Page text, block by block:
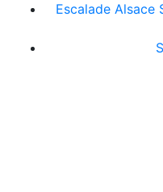
Escalade Alsace